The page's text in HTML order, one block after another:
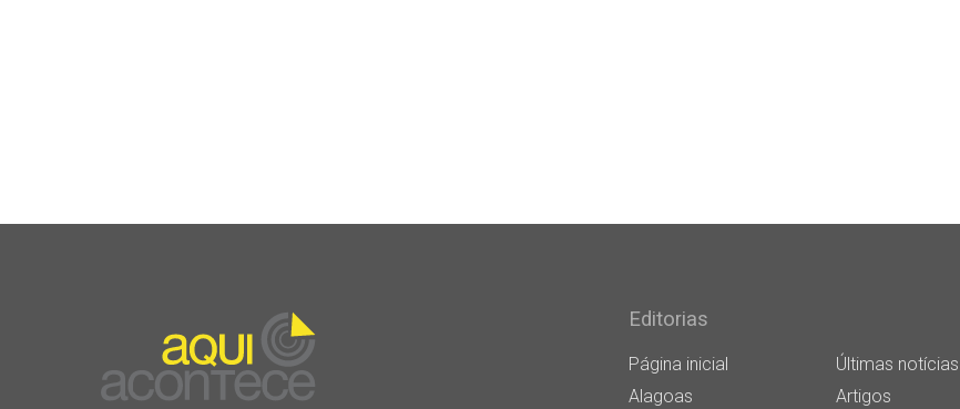
Editorias
Página inicial
Últimas notícias
Alagoas
Artigos